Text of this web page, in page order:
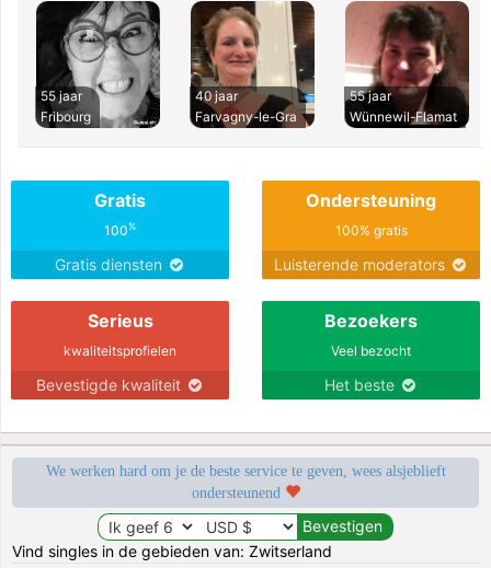
55 jaar
Fribourg
40 jaar
Farvagny-le-Gra
55 jaar
Wünnewil-Flamat
Gratis
100%
Gratis diensten
Ondersteuning
100% gratis
Luisterende moderators
Serieus
kwaliteitsprofielen
Bevestigde kwaliteit
Bezoekers
Veel bezocht
Het beste
We werken hard om je de beste service te geven, wees alsjeblieft
ondersteunend
Vind singles in de gebieden van: Zwitserland